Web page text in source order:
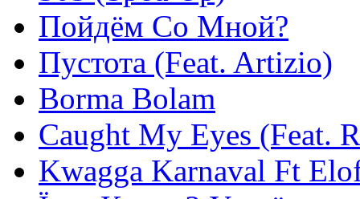
Пойдём Со Мной?
Пустота (Feat. Artizio)
Borma Bolam
Caught My Eyes (Feat.
Kwagga Karnaval Ft